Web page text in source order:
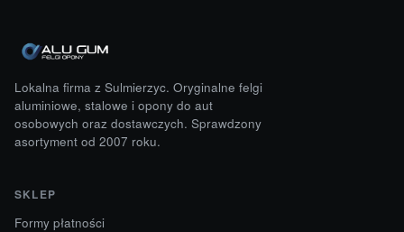
Lokalna firma z Sulmierzyc. Oryginalne felgi
aluminiowe, stalowe i opony do aut
osobowych oraz dostawczych. Sprawdzony
asortyment od 2007 roku.
SKLEP
Formy płatności